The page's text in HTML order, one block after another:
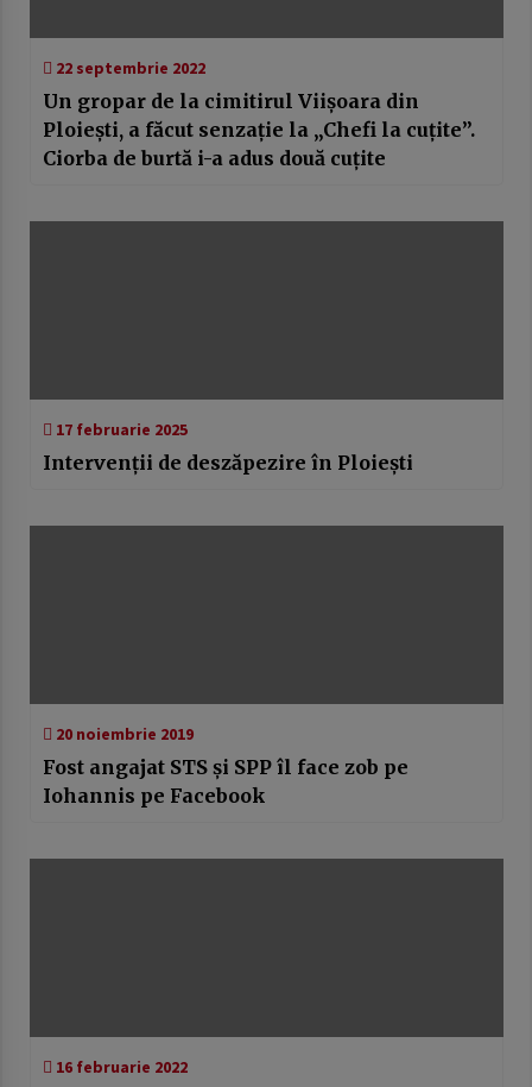
22 septembrie 2022
Un gropar de la cimitirul Viișoara din
Ploiești, a făcut senzație la „Chefi la cuțite”.
Ciorba de burtă i-a adus două cuțite
17 februarie 2025
Intervenții de deszăpezire în Ploiești
20 noiembrie 2019
Fost angajat STS și SPP îl face zob pe
Iohannis pe Facebook
16 februarie 2022